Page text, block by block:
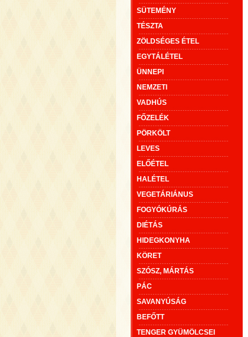
SÜTEMÉNY
TÉSZTA
ZÖLDSÉGES ÉTEL
EGYTÁLÉTEL
ÜNNEPI
NEMZETI
VADHÚS
FŐZELÉK
PÖRKÖLT
LEVES
ELŐÉTEL
HALÉTEL
VEGETÁRIÁNUS
FOGYÓKÚRÁS
DIÉTÁS
HIDEGKONYHA
KÖRET
SZÓSZ, MÁRTÁS
PÁC
SAVANYÚSÁG
BEFŐTT
TENGER GYÜMÖLCSEI